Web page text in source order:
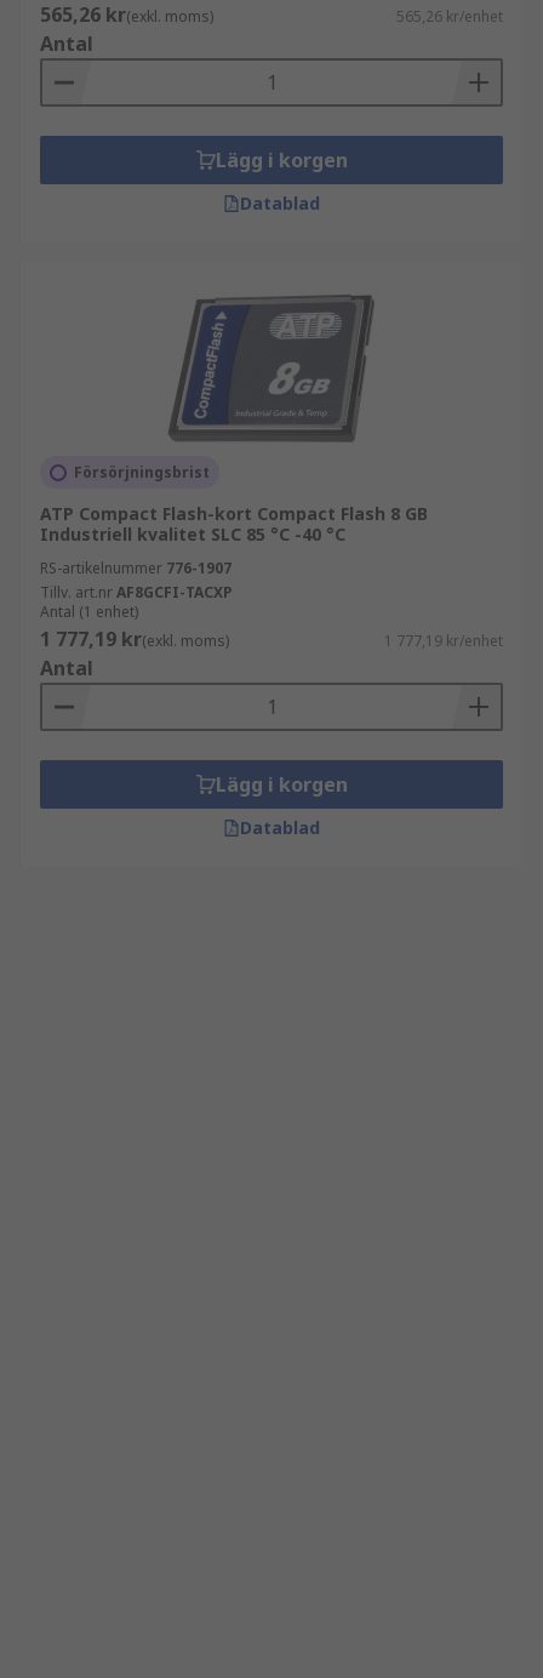
565,26 kr(exkl. moms) 565,26 kr/enhet
Antal
Lägg i korgen
Datablad
Försörjningsbrist
ATP Compact Flash-kort Compact Flash 8 GB
Industriell kvalitet SLC 85 °C -40 °C
RS-artikelnummer 776-1907
Tillv. art.nrAF8GCFI-TACXP
Antal (1 enhet)
1 777,19 kr(exkl. moms) 1 777,19 kr/enhet
Antal
Lägg i korgen
Datablad